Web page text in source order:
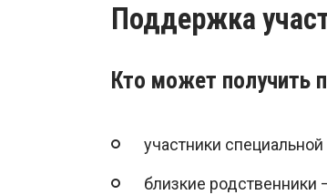
Поддержка
Кто может получить
участники
близкие